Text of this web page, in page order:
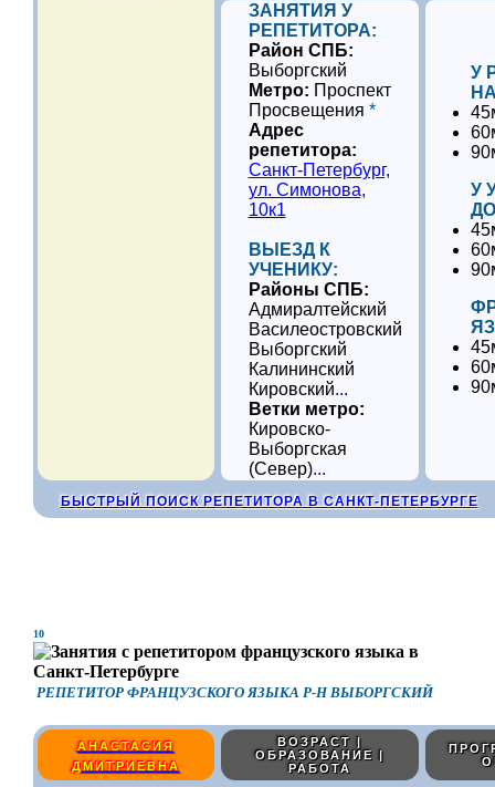
ЗАНЯТИЯ У
РЕПЕТИТОРА:
Район СПБ:
Выборгский
Метро: Проспект
Просвещения *
Адрес
репетитора:
Санкт-Петербург,
ул. Симонова,
10к1
ВЫЕЗД К
УЧЕНИКУ:
Районы СПБ:
Адмиралтейский
Василеостровский
Выборгский
Калининский
Кировский...
Ветки метро:
Кировско-
Выборгская
(Север)...
У
У
БЫСТРЫЙ ПОИСК РЕПЕТИТОРА В САНКТ-ПЕТЕРБУРГЕ
10
РЕПЕТИТОР ФРАНЦУЗСКОГО ЯЗЫКА Р-Н ВЫБОРГСКИЙ
АНАСТАСИЯ
ДМИТРИЕВНА
ВОЗРАСТ |
ОБРАЗОВАНИЕ |
РАБОТА